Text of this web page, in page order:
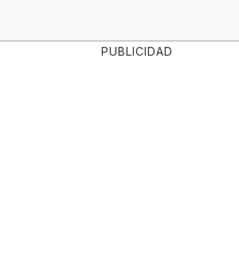
PUBLICIDAD